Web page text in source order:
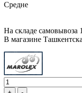
Средне
На складе
В магазине